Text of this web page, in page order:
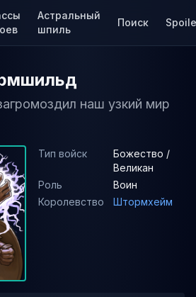
Астральный
шпиль
Поиск
наш узкий мир
Тип войск
Божество /
Великан
Роль
Воин
Королевство
Штормхейм